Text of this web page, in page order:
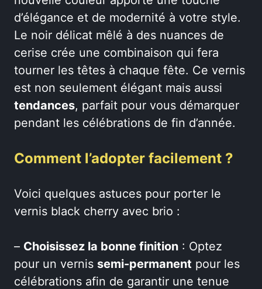
d’élégance et de modernité à votre style.
Le noir délicat mêlé à des nuances de
cerise crée une combinaison qui fera
tourner les têtes à chaque fête. Ce vernis
est non seulement élégant mais aussi
tendances, parfait pour vous démarquer
pendant les célébrations de fin d’année.
Comment l’adopter facilement ?
Voici quelques astuces pour porter le
vernis black cherry avec brio :
– Choisissez la bonne finition : Optez
pour un vernis semi-permanent pour les
célébrations afin de garantir une tenue